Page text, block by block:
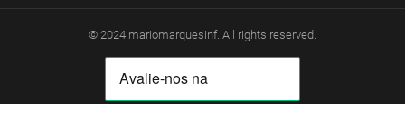
© 2024 mariomarquesinf. All rights reserved.